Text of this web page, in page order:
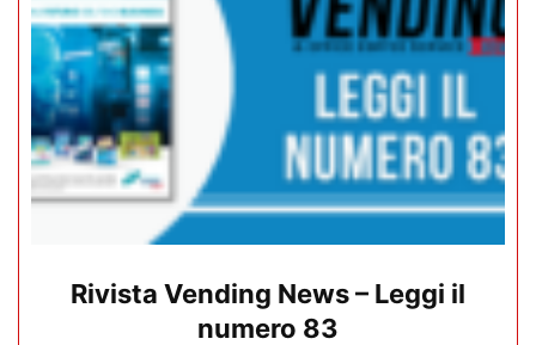
Rivista Vending News – Leggi il
numero 83